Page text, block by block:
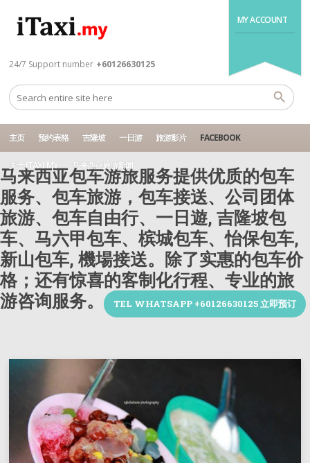
MY ACCOUNT
24/7 Support number +60126630125
主页 预约表格 吉隆坡 一日游 旅游影片 FACEBOOK
关于 ITAXI.MY 马来西亚旅游新闻
马来西亚包车游旅服务提供优质的包车
服务、包车旅游，包车接送、公司团体
旅游、包车自由行、一日遊, 吉隆坡包
车、马六甲包车、槟城包车、怡保包车,
新山包车, 機場接送。除了实惠的包车价
格；还有惊喜的客制化行程、专业的旅
游咨询服务。
TEL WHATSAPP +60126630125 立即预订